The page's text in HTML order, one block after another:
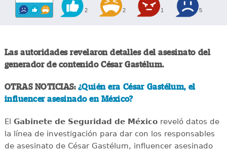
2 2 1 5
Las autoridades revelaron detalles del asesinato del
generador de contenido César Gastélum.
OTRAS NOTICIAS: ¿Quién era César Gastélum, el
influencer asesinado en México?
El Gabinete de Seguridad de Méxicoreveló datos de
la línea de investigación para dar con los responsables
de asesinato de César Gastélum, influencer asesinado